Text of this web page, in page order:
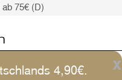
75€ (D)
(D)
75€ (D)
x
4,90€.